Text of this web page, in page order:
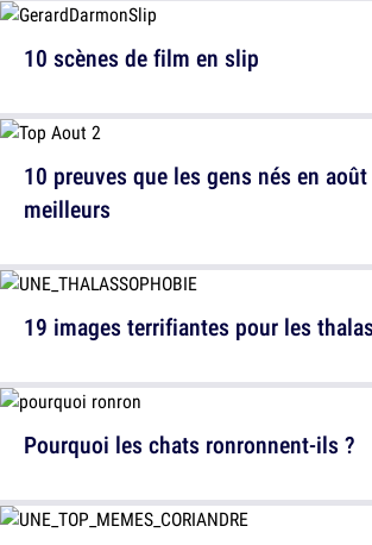
10 scènes de film en slip
19 images terrifiantes pour les
10 preuves que les gens nés en
meilleurs
Pourquoi les chats ronronnent-ils ?